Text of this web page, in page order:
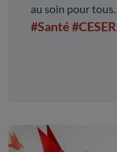
au soin pour tous.
#Santé#CESER